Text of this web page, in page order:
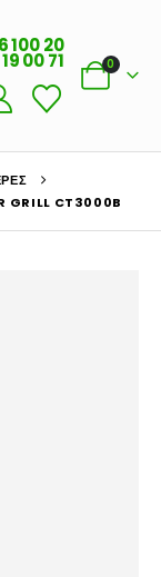
100 20
00 71 0
GRILL CT3000B